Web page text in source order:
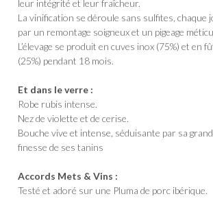
leur intégrité et leur fraîcheur.
La vinification se déroule sans sulfites, chaque
par un remontage soigneux et un pigeage
L’élevage se produit en cuves inox (75%) et en
(25%) pendant 18 mois.
Et dans le verre :
Robe rubis intense.
Nez de violette et de cerise.
Bouche vive et intense, séduisante par sa
finesse de ses tanins
Accords Mets & Vins :
Testé et adoré sur une Pluma de porc ibérique.